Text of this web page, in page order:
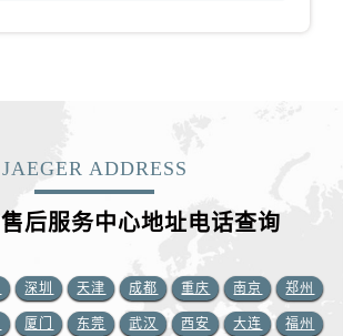
江西省景德镇市珠山区珠山中路积家售后服务中心（需提前预约）
山东省德州市德城区东风中路积家售后服务中心（需提前预约）
山东省东营市东营区济南路积家售后服务中心（需提前预约）
JAEGER ADDRESS
后服务中心地址电话查询
深圳 天津 成都 重庆 南京 郑州
厦门 东莞 武汉 西安 大连 福州